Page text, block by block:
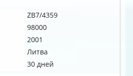
ZB7/4359
98000
2001
Литва
30 дней